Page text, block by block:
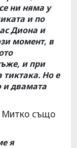
ни няма у
и по
Диона и
момент, в
и при
Но е
и двамата
Митко също
я